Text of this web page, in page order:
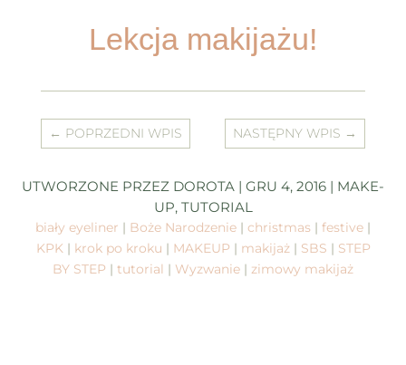
Lekcja makijażu!
← POPRZEDNI WPIS NASTĘPNY WPIS →
UTWORZONE PRZEZ DOROTA | GRU 4, 2016 | MAKE-
UP, TUTORIAL
biały eyeliner | Boże Narodzenie | christmas | festive |
KPK| krok po kroku | MAKEUP | makijaż| SBS | STEP
BY STEP | tutorial | Wyzwanie | zimowy makijaż